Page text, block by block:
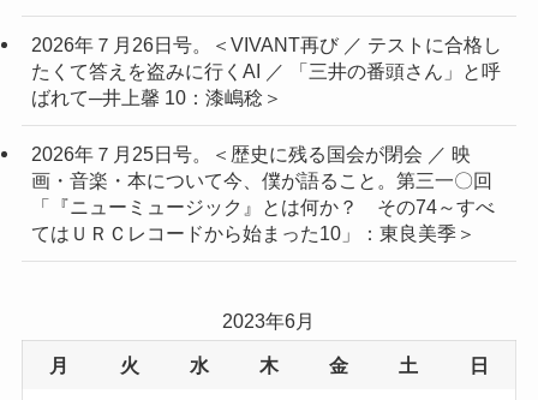
2026年７月26日号。＜VIVANT再び ／ テストに合格し
たくて答えを盗みに行くAI ／ 「三井の番頭さん」と呼
ばれて─井上馨 10：漆嶋稔＞
2026年７月25日号。＜歴史に残る国会が閉会 ／ 映
画・音楽・本について今、僕が語ること。第三一〇回
「『ニューミュージック』とは何か？ その74～すべ
てはＵＲＣレコードから始まった10」：東良美季＞
2023年6月
月 火 水 木 金 土 日